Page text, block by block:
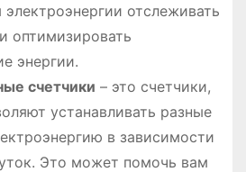
отслеживать
оптимизировать
энергии.
счетчики – это счетчики,
устанавливать разные
в зависимости
Это может помочь вам